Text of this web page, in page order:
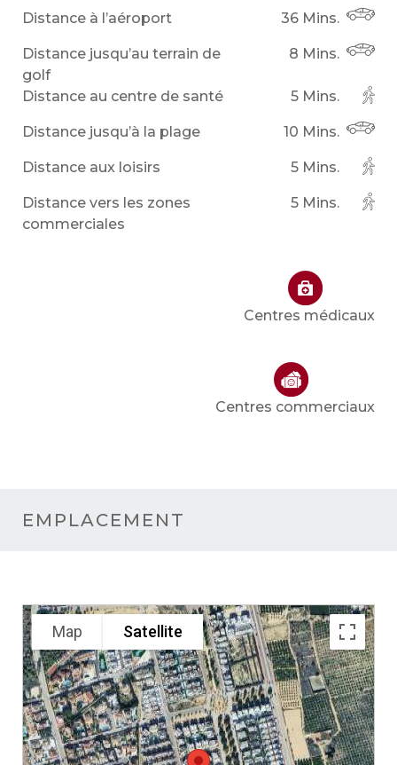
Distance à l’aéroport 36 Mins.
Distance jusqu’au terrain de
golf
8 Mins.
Distance au centre de santé 5 Mins.
Distance jusqu’à la plage 10 Mins.
Distance aux loisirs 5 Mins.
Distance vers les zones
commerciales
5 Mins.
Centres médicaux
Centres commerciaux
EMPLACEMENT
Map Satellite